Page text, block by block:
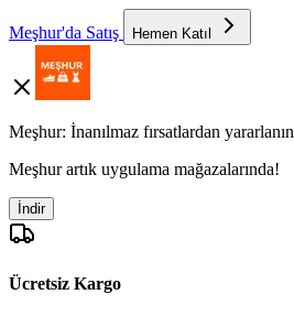
Meşhur'da Satış Hemen Katıl
Meşhur: İnanılmaz fırsatlardan yararlanın
Meşhur artık uygulama mağazalarında!
İndir
Ücretsiz Kargo